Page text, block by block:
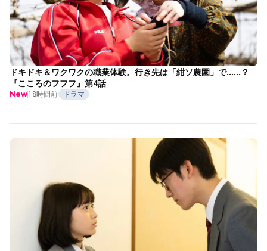
ドキドキ＆ワクワクの職業体験。行き先は「紺ソ農園」で……？
『こころのフフフ』第4話
New18時間前 ドラマ